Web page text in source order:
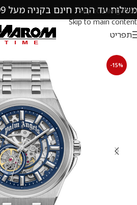
Skip to navigation
Skip to main content
משלוח עד הבית חינם בקניה מעל 299 ש״ח
תפריט
-15%